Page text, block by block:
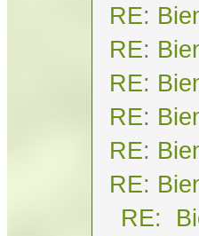
RE:
RE:
RE:
RE:
RE:
RE:
RE: